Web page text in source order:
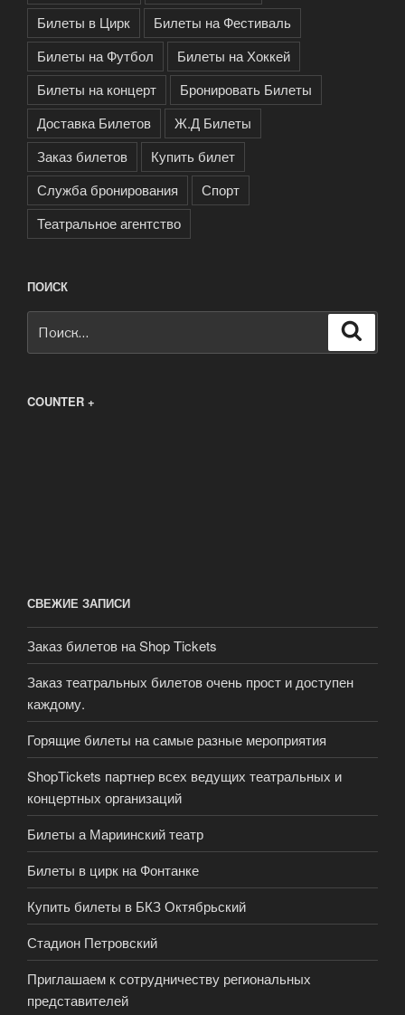
Билеты в Цирк
Билеты на Фестиваль
Билеты на Футбол
Билеты на Хоккей
Билеты на концерт
Бронировать Билеты
Доставка Билетов
Ж.Д Билеты
Заказ билетов
Купить билет
Служба бронирования
Спорт
Театральное агентство
ПОИСК
COUNTER +
СВЕЖИЕ ЗАПИСИ
Заказ билетов на Shop Tickets
Заказ театральных билетов очень прост и доступен
каждому.
Горящие билеты на самые разные мероприятия
ShopTickets партнер всех ведущих театральных и
концертных организаций
Билеты а Мариинский театр
Билеты в цирк на Фонтанке
Купить билеты в БКЗ Октябрьский
Стадион Петровский
Приглашаем к сотрудничеству региональных
представителей